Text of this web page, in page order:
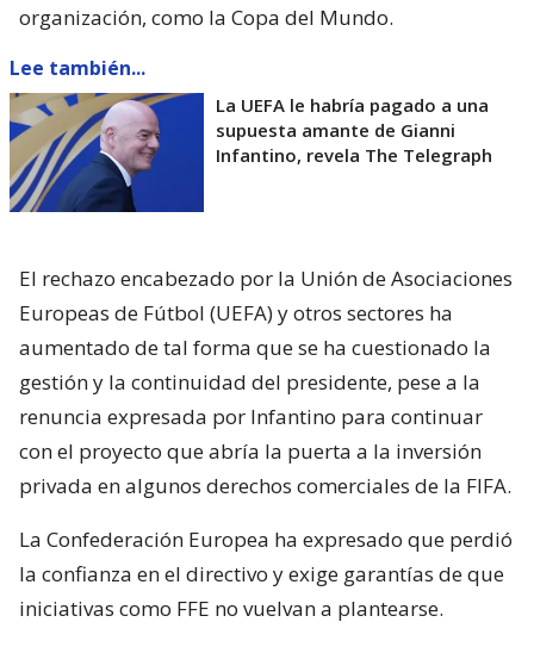
organización, como la Copa del Mundo.
Lee también...
La UEFA le habría pagado a una
supuesta amante de Gianni
Infantino, revela The Telegraph
El rechazo encabezado por la Unión de Asociaciones
Europeas de Fútbol (UEFA) y otros sectores ha
aumentado de tal forma que se ha cuestionado la
gestión y la continuidad del presidente, pese a la
renuncia expresada por Infantino para continuar
con el proyecto que abría la puerta a la inversión
privada en algunos derechos comerciales de la FIFA.
La Confederación Europea ha expresado que perdió
la confianza en el directivo y exige garantías de que
iniciativas como FFE no vuelvan a plantearse.